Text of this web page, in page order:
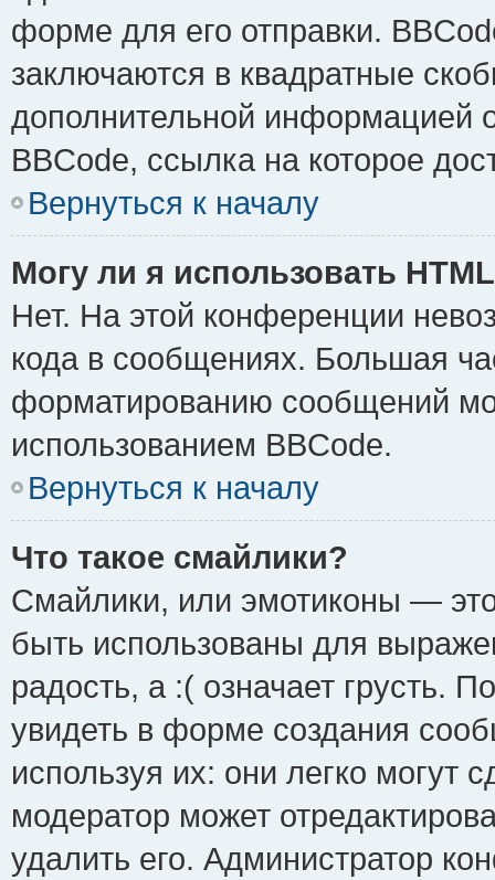
форме для его отправки.
заключаются в квадратные
дополнительной информацией
BBCode, ссылка на которое
Вернуться к началу
Могу ли я использовать
Нет. На этой конференции
кода в сообщениях. Большая
форматированию сообщений
использованием BBCode.
Вернуться к началу
Что такое смайлики?
Смайлики, или эмотиконы —
быть использованы для
радость, а :( означает грусть.
увидеть в форме создания
используя их: они легко могут
модератор может
удалить его. Администратор